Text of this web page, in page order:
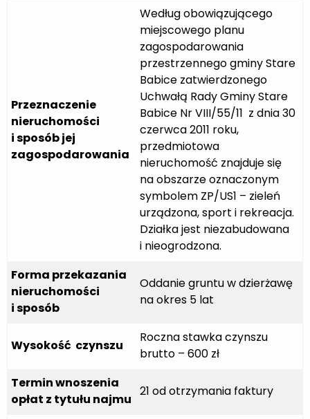
Przeznaczenie
nieruchomości
i sposób jej
zagospodarowania
Według obowiązującego
miejscowego planu
zagospodarowania
przestrzennego gminy Stare
Babice zatwierdzonego
Uchwałą Rady Gminy Stare
Babice Nr VIII/55/11 z dnia 30
czerwca 2011 roku,
przedmiotowa
nieruchomość znajduje się
na obszarze oznaczonym
symbolem ZP/US1 – zieleń
urządzona, sport i rekreacja.
Działka jest niezabudowana
i nieogrodzona.
Forma przekazania
nieruchomości
i sposób
Oddanie gruntu w dzierżawę
na okres 5 lat
Wysokość czynszu
Roczna stawka czynszu
brutto – 600 zł
Termin wnoszenia
opłat z tytułu najmu
21 od otrzymania faktury